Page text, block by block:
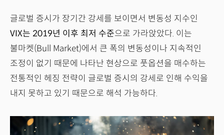
글로벌 증시가 장기간 강세를 보이면서 변동성 지수인
VIX는 2019년 이후 최저 수준으로 가라앉았다. 이는
불마켓(Bull Market)에서 큰 폭의 변동성이나 지속적인
조정이 없기 때문에 나타난 현상으로 풋옵션을 매수하는
전통적인 헤징 전략이 글로벌 증시의 강세로 인해 수익을
내지 못하고 있기 때문으로 해석 가능하다.